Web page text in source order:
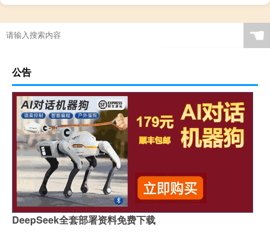
☚
公告
DeepSeek全套部署资料免费下载